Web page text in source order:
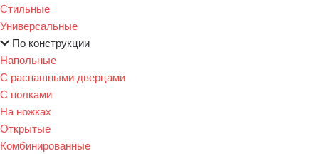
Стильные
Универсальные
По конструкции
Напольные
С распашными дверцами
С полками
На ножках
Открытые
Комбинированные